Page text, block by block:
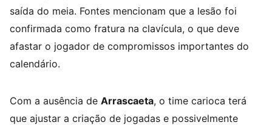
saída do meia. Fontes mencionam que a lesão foi
confirmada como fratura na clavícula, o que deve
afastar o jogador de compromissos importantes do
calendário.
Com a ausência de Arrascaeta, o time carioca terá
que ajustar a criação de jogadas e possivelmente